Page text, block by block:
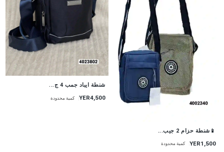
📱شنطة حزام 2 جيب...
YER1,500 كمية محدودة
شنطة ايباد جمب 4 ج...
YER4,500 كمية محدودة